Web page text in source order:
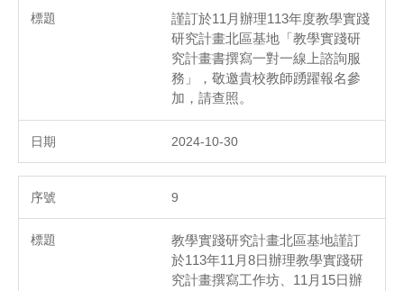
謹訂於11月辦理113年度教學實踐
研究計畫北區基地「教學實踐研
究計畫書撰寫一對一線上諮詢服
務」，敬邀貴校教師踴躍報名參
加，請查照。
2024-10-30
9
教學實踐研究計畫北區基地謹訂
於113年11月8日辦理教學實踐研
究計畫撰寫工作坊、11月15日辦